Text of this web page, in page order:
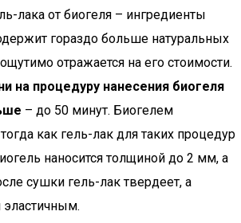
лака от биогеля – ингредиенты
гораздо больше натуральных
отражается на его стоимости.
на процедуру нанесения биогеля
– до 50 минут. Биогелем
как гель-лак для таких процедур
наносится толщиной до 2 мм, а
сушки гель-лак твердеет, а
эластичным.